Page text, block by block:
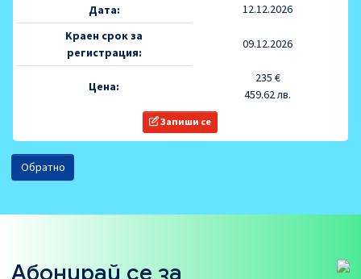
Дата:
12.12.2026
Kраен срок за
регистрация:
09.12.2026
Цена:
235 €
459.62 лв.
Запиши се
Обратно
Абонирай се за